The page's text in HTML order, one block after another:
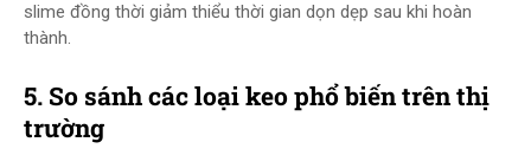
slime đồng thời giảm thiểu thời gian dọn dẹp sau khi hoàn
thành.
5. So sánh các loại keo phổ biến trên thị
trường